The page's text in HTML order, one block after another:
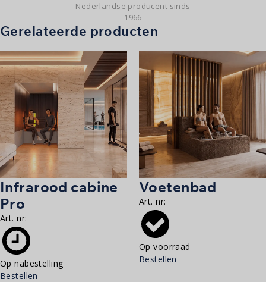
Nederlandse producent sinds
1966
Gerelateerde producten
Infrarood cabine
Pro
Art. nr:
Op nabestelling
Bestellen
Voetenbad
Art. nr:
Op voorraad
Bestellen